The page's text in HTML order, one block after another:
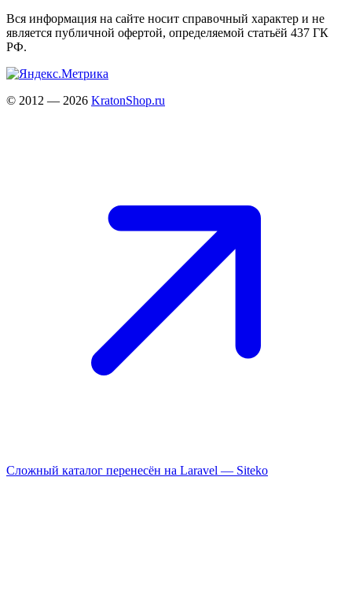
Вся информация на сайте носит справочный характер и не
является публичной офертой, определяемой статьёй 437 ГК
РФ.
© 2012 — 2026 KratonShop.ru
Сложный каталог перенесён на Laravel — Siteko